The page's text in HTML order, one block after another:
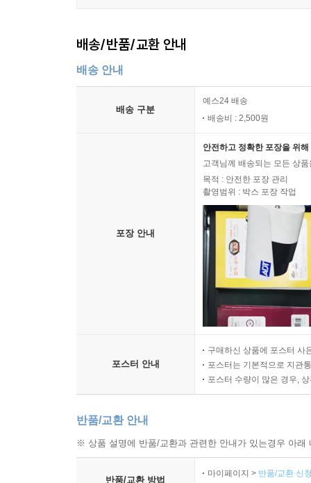
배송/반품/교환 안내
배송 안내
배송 구분
예스24 배송
배송비 : 2,500원
포장 안내
안전하고 정확한 포장을 위
고객님께 배송되는 모든 상
목적 : 안전한 포장 관리
촬영범위 : 박스 포장 작업
포스터 안내
구매하신 상품에 포스터 사
포스터는 기본적으로 지관
포스터 수량이 많은 경우,
반품/교환 안내
※ 상품 설명에 반품/교환과 관련한 안내가 있는경우 아
반품/교환 방법
마이페이지 > 반품/교환 신